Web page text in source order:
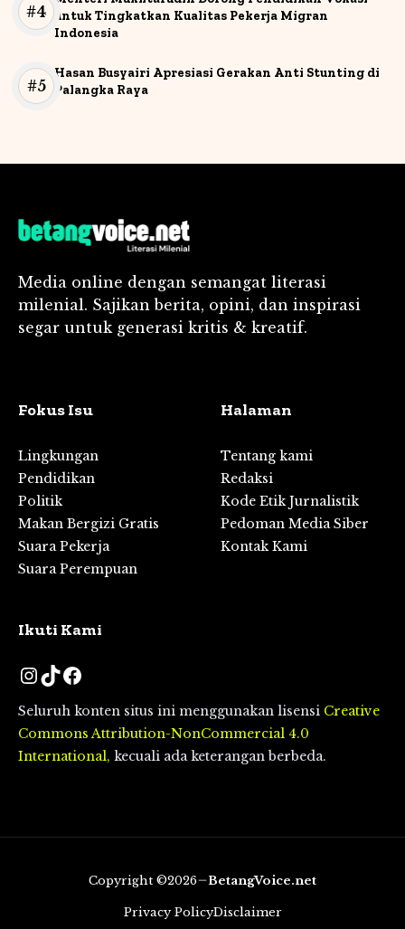
untuk Tingkatkan Kualitas Pekerja Migran
Indonesia
Hasan Busyairi Apresiasi Gerakan Anti Stunting di
Palangka Raya
Media online dengan semangat literasi
milenial. Sajikan berita, opini, dan inspirasi
segar untuk generasi kritis & kreatif.
Fokus Isu
Lingkungan
Pendidikan
Politik
Makan Bergizi Gratis
Suara Pekerja
Suara Perempuan
Halaman
Tentang kami
Redaksi
Kode Etik Jurnalistik
Pedoman Media Siber
Kontak Kami
Ikuti Kami
Instagram
TikTok
Facebook
Seluruh konten situs ini menggunakan lisensi Creative
Commons Attribution-NonCommercial 4.0
International, kecuali ada keterangan berbeda.
Copyright ©2026 BetangVoice.net
Privacy PolicyDisclaimer